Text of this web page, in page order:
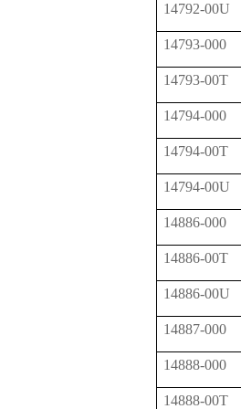
14792-00U
14793-000
14793-00T
14794-000
14794-00T
14794-00U
14886-000
14886-00T
14886-00U
14887-000
14888-000
14888-00T